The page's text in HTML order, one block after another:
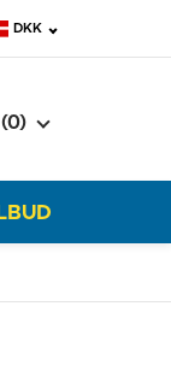
DKK
(0)